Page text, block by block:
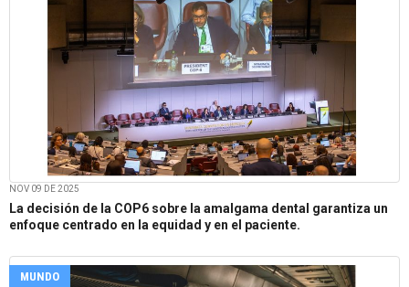
NOV 09 DE 2025
La decisión de la COP6 sobre la amalgama dental garantiza un
enfoque centrado en la equidad y en el paciente.
MUNDO